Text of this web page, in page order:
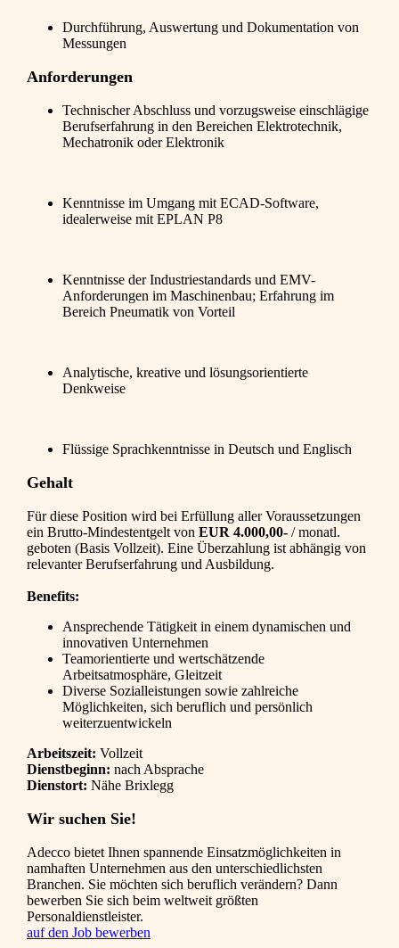
Durchführung, Auswertung und Dokumentation von
Messungen
Anforderungen
Technischer Abschluss und vorzugsweise einschlägige
Berufserfahrung in den Bereichen Elektrotechnik,
Mechatronik oder Elektronik
Kenntnisse im Umgang mit ECAD-Software,
idealerweise mit EPLAN P8
Kenntnisse der Industriestandards und EMV-
Anforderungen im Maschinenbau; Erfahrung im
Bereich Pneumatik von Vorteil
Analytische, kreative und lösungsorientierte
Denkweise
Flüssige Sprachkenntnisse in Deutsch und Englisch
Gehalt
Für diese Position wird bei Erfüllung aller Voraussetzungen
ein Brutto-Mindestentgelt von EUR 4.000,00- / monatl.
geboten (Basis Vollzeit). Eine Überzahlung ist abhängig von
relevanter Berufserfahrung und Ausbildung.
Benefits:
Ansprechende Tätigkeit in einem dynamischen und
innovativen Unternehmen
Teamorientierte und wertschätzende
Arbeitsatmosphäre, Gleitzeit
Diverse Sozialleistungen sowie zahlreiche
Möglichkeiten, sich beruflich und persönlich
weiterzuentwickeln
Arbeitszeit: Vollzeit
Dienstbeginn: nach Absprache
Dienstort: Nähe Brixlegg
Wir suchen Sie!
Adecco bietet Ihnen spannende Einsatzmöglichkeiten in
namhaften Unternehmen aus den unterschiedlichsten
Branchen. Sie möchten sich beruflich verändern? Dann
bewerben Sie sich beim weltweit größten
Personaldienstleister.
auf den Job bewerben